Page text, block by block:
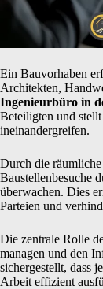
Ein Bauvorhaben
Architekten,
Ingenieurbüro in
Beteiligten und
ineinandergreifen.
Durch die
Baustellenbesuche
überwachen. Dies
Parteien und
Die zentrale Rolle
managen und den
sichergestellt, dass
Arbeit effizient